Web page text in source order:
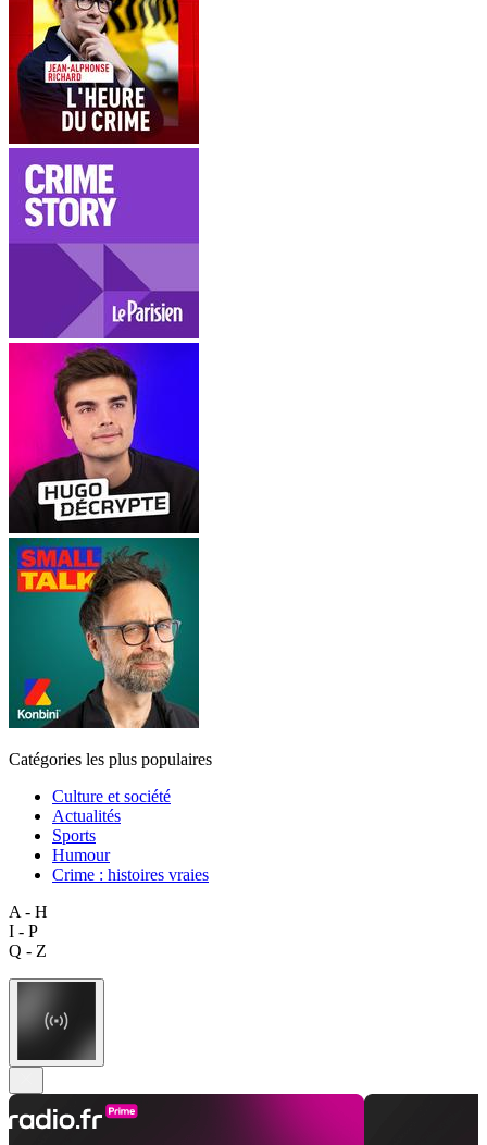
Catégories les plus populaires
Culture et société
Actualités
Sports
Humour
Crime : histoires vraies
A - H
I - P
Q - Z